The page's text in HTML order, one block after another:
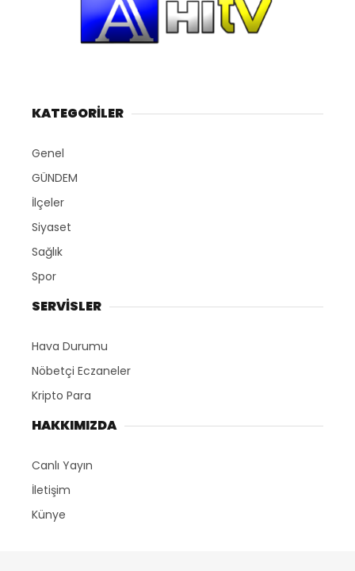
KATEGORİLER
Genel
GÜNDEM
İlçeler
Siyaset
Sağlık
Spor
SERVİSLER
Hava Durumu
Nöbetçi Eczaneler
Kripto Para
HAKKIMIZDA
Canlı Yayın
İletişim
Künye